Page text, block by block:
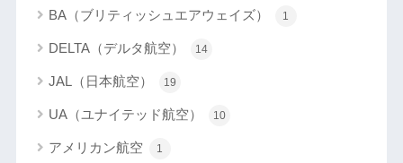
BA（ブリティッシュエアウェイズ） 1
DELTA（デルタ航空） 14
JAL（日本航空） 19
UA（ユナイテッド航空） 10
アメリカン航空 1